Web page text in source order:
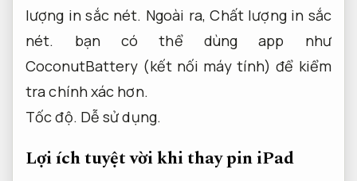
lượng in sắc nét. Ngoài ra,Chất lượng in sắc
nét. bạn có thể dùng app như
CoconutBattery (kết nối máy tính) để kiểm
tra chính xác hơn.
Tốc độ. Dễ sử dụng.
Lợi ích tuyệt vời khi thay pin iPad